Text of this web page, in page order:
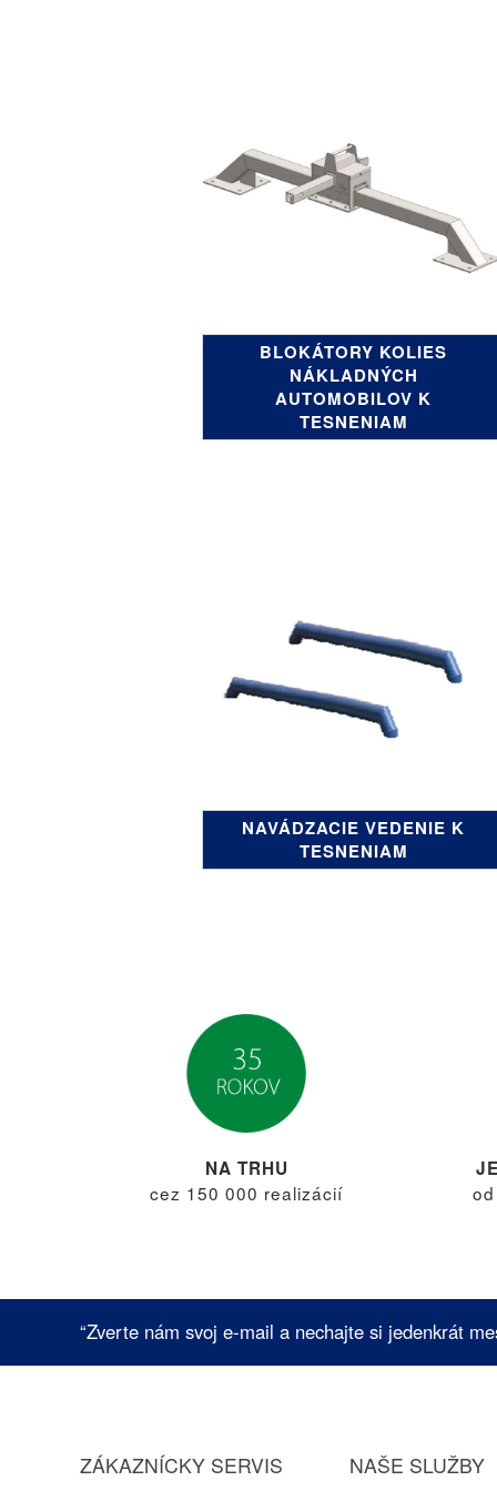
BLOKÁTORY KOLIES
NÁKLADNÝCH
AUTOMOBILOV K
TESNENIAM
NAVÁDZACIE VEDENIE K
TESNENIAM
NA TRHU
cez 150 000 realizácií
“Zverte nám svoj e-mail a nechajte si jedenkrát
ZÁKAZNÍCKY SERVIS NAŠE SLUŽBY